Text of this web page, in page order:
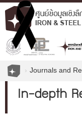
Journals and
In-depth